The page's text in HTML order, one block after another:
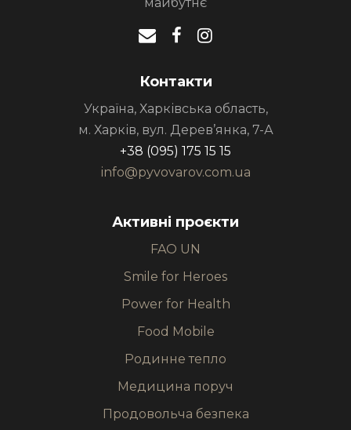
Контакти
Україна, Харківська область,
м. Харків, вул. Дерев’янка, 7-А
+38 (095) 175 15 15
info@pyvovarov.com.ua
Активні проєкти
FAO UN
Smile for Heroes
Power for Health
Food Mobile
Родинне тепло
Медицина поруч
Продовольча безпека